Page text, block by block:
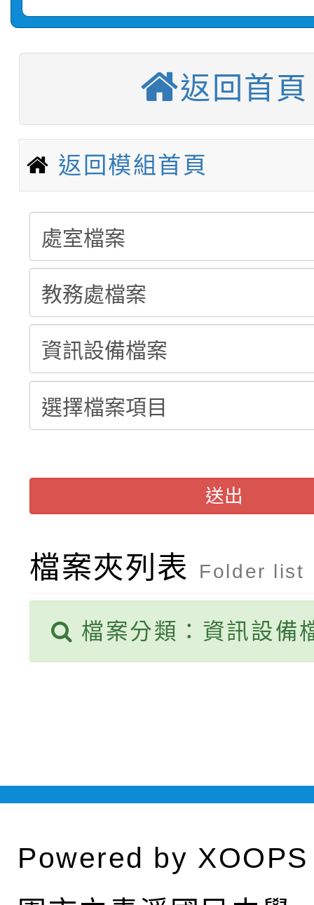
報，惠請貴機關(學校)
宣導。
學年度第1學期第7次代
結果(第10招)
【甄選結果(第2招)】
學年度第1學期第9次代
結果(第2招)
轉知：本市公務人員協
9月16日本府B2大禮堂
1次會員大會暨第7屆會
函轉運動部全民運動
推動社區運動俱樂部營
計畫」1 份，請踴躍報
權責核予出席人員公(
【甄選結果(第11招)】
學年度第1學期第7次
結果(第11招)
【甄選結果(第3招)】
學年度第1學期第9次代
結果(第3招)
桃園市家庭教育中心「
程資訊」、「暑期親子
「祖孫樂淘桃」、「愛
絕-親子共學同樂會」
站幸福系列講座及成長
報，惠請貴機關(學校)
「校園短影音徵選活動
員」簡章及活動海報，
踴躍報名參加
115學年度新生訓練注
115學年度新生補報到
結果
【甄選結果(第10招)】
學年度第1學期第7次代
【甄選結果(第2招)】
結果(第2招)
轉知：本市公務人員協
9月16日本府B2大禮堂
1次會員大會暨第7屆會
函轉運動部全民運動署
推動社區運動俱樂部營
計畫」1 份，請踴躍報
權責核予出席人員公(
返回首頁
返回模組首頁
送出
檔案夾列表 Folder list
檔案分類：資訊設備
Powered by XOOPS